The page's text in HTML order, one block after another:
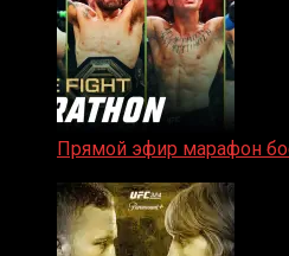
Прямой эфир марафон